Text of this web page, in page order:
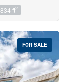
834 ft2
FOR SALE